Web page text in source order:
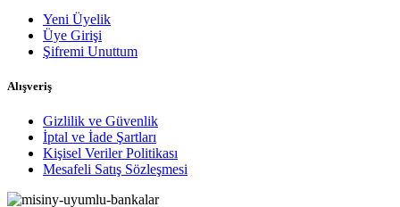
Yeni Üyelik
Üye Girişi
Şifremi Unuttum
Alışveriş
Gizlilik ve Güvenlik
İptal ve İade Şartları
Kişisel Veriler Politikası
Mesafeli Satış Sözleşmesi